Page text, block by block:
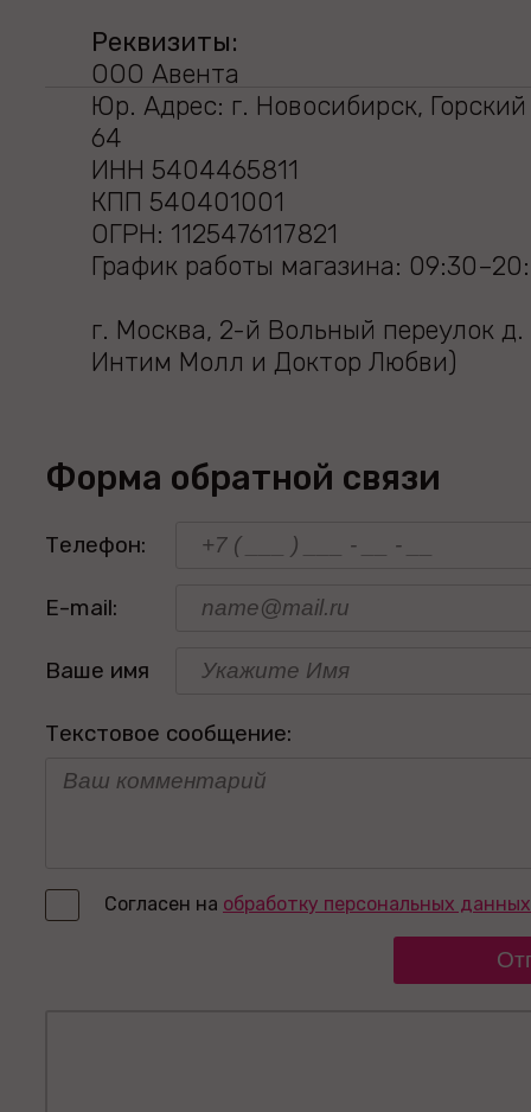
Реквизиты:
ООО Авента
Юр. Адрес: г. Новосибирск,
64
ИНН 5404465811
КПП 540401001
ОГРН: 1125476117821
График работы магазина:
г. Москва, 2-й Вольный переулок д.
Интим Молл и Доктор Любви)
Форма обратной связи
Телефон:
E-mail:
Ваше имя
Текстовое сообщение:
Согласен на обработку персональных данных